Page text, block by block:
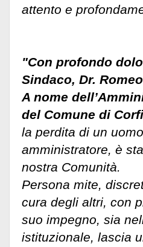
attento e
"Con profondo
Sindaco, Dr.
A nome
del Comune di
la perdita di un
amministratore, è
nostra Comunità.
Persona mite,
cura degli altri, con
suo impegno, sia
istituzionale, lascia